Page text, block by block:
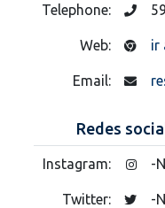
Telephone:
Web: ir
Email:
Redes
Instagram: -
Twitter: -